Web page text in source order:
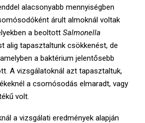
alacsonyabb mennyiségben
árult almoknál voltak
a beoltott Salmonella
alig tapasztaltunk csökkenést, de
a baktérium jelentősebb
A vizsgálatoknál azt tapasztaltuk,
a csomósodás elmaradt, vagy
volt.
a vizsgálati eredmények alapján